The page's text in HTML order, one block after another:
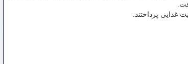
غذایی پرداختند.